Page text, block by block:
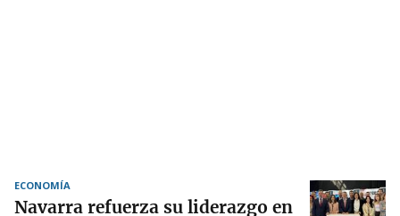
ECONOMÍA
Navarra refuerza su liderazgo en